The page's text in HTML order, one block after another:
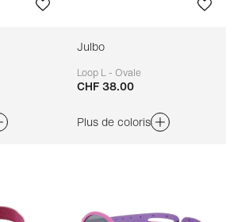
Julbo
Loop L - Ovale
Adaptable
CHF 38.00
Plus de coloris